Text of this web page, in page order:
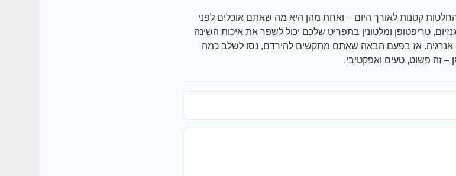
קטנות לאורך היום – ואחת מהן היא מה שאתם אוכלים לפני
טריפטופן ומלטונין בתפריט שלכם יכול לשפר את איכות השינה
אנרגיה. אז בפעם הבאה שאתם מתקשים להירדם, נסו לשלב כמה
– זה פשוט, טעים ואפקטיבי.